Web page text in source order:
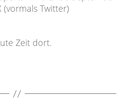
Twitter)
Zeit dort.